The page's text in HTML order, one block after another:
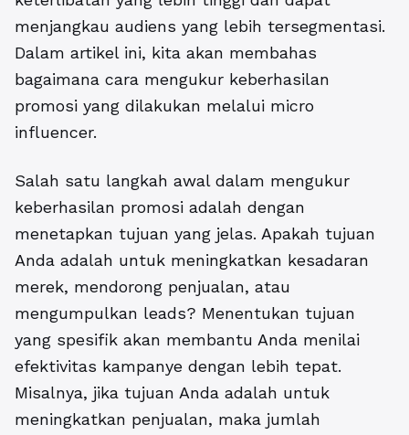
menjangkau audiens yang lebih tersegmentasi.
Dalam artikel ini, kita akan membahas
bagaimana cara mengukur keberhasilan
promosi yang dilakukan melalui micro
influencer.
Salah satu langkah awal dalam mengukur
keberhasilan promosi adalah dengan
menetapkan tujuan yang jelas. Apakah tujuan
Anda adalah untuk meningkatkan kesadaran
merek, mendorong penjualan, atau
mengumpulkan leads? Menentukan tujuan
yang spesifik akan membantu Anda menilai
efektivitas kampanye dengan lebih tepat.
Misalnya, jika tujuan Anda adalah untuk
meningkatkan penjualan, maka jumlah